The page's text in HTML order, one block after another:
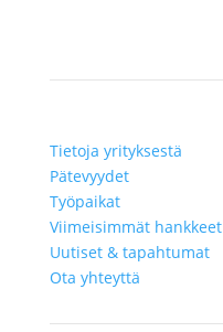
Tietoja yrityksestä
Pätevyydet
Työpaikat
Viimeisimmät hankkeet
Uutiset & tapahtumat
Ota yhteyttä